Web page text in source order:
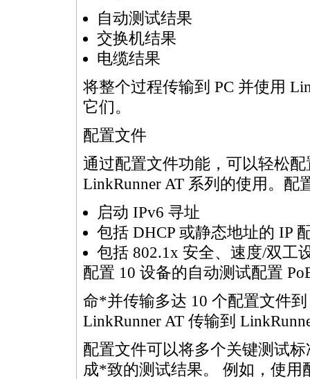
自动测试结果
交换机结果
电缆结果
将整个过程传输到 PC 并使用
它们。
配置文件
通过配置文件功能，可以轻松
LinkRunner AT 系列的使用。配
启动 IPv6 寻址
包括 DHCP 或静态地址的 IP
包括 802.1x 安全、速度/双
配置 10 设备的自动测试配置
命*并传输多达 10 个配置文件
LinkRunner AT 传输到
配置文件可以将多个关键测试标
成*致的测试结果。 例如，使